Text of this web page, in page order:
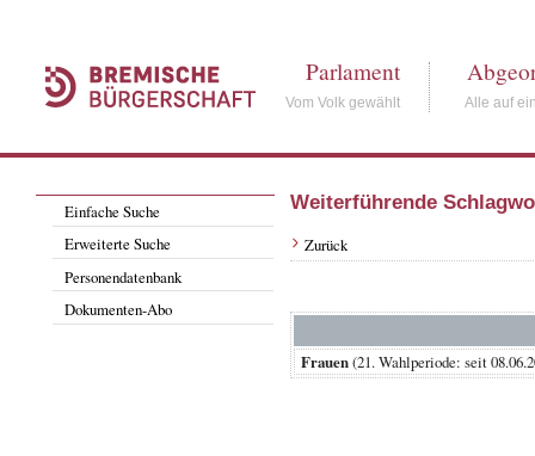
Parlament
Vom Volk gewählt Alle auf
Einfache Suche
Erweiterte Suche
Personendatenbank
Dokumenten-Abo
Weiterführende
Zurück
Frauen(21. Wahlperiode: seit